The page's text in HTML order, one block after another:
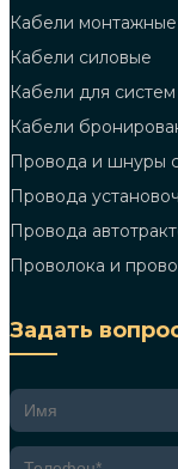
Кабели монтажные
Кабели силовые
Кабели для
Кабели
Провода и шнуры
Провода
Провода
Проволока и
Задать